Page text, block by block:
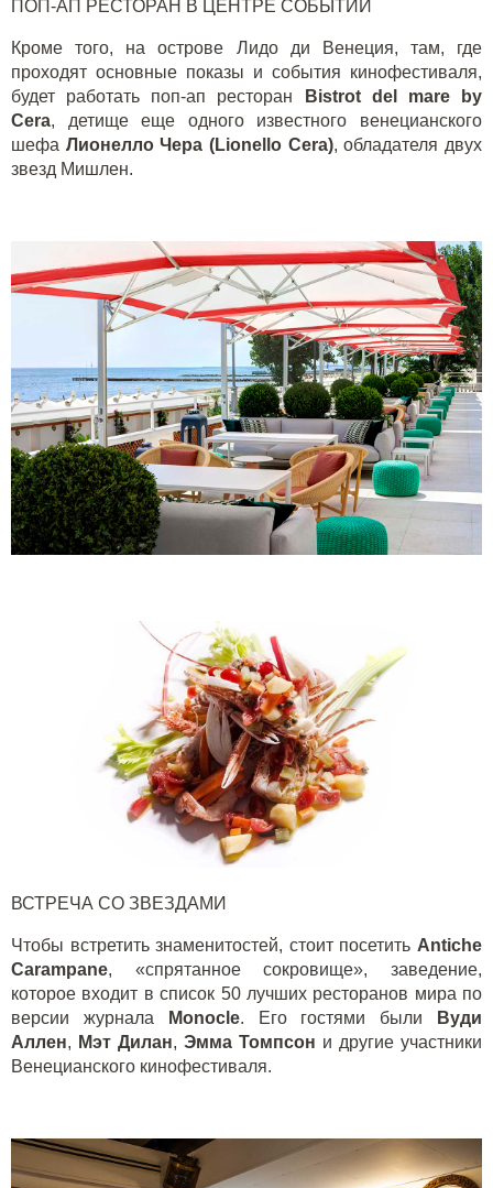
ПОП-АП РЕСТОРАН В ЦЕНТРЕ СОБЫТИЙ
Кроме того, на острове Лидо ди Венеция, там, где
проходят основные показы и события кинофестиваля,
будет работать поп-ап ресторан
Bistrot del mare by
Cera, детище еще одного известного венецианского
шефа Лионелло Чера (Lionello Cera), обладателя двух
звезд Мишлен.
ВСТРЕЧА СО ЗВЕЗДАМИ
Чтобы встретить знаменитостей, стоит посетить Antiche
Carampane, «спрятанное сокровище», заведение,
которое входит в список 50 лучших ресторанов мира по
версии журнала
Monocle. Его гостями были
Вуди
Аллен, Мэт Дилан, Эмма Томпсон и другие участники
Венецианского кинофестиваля.